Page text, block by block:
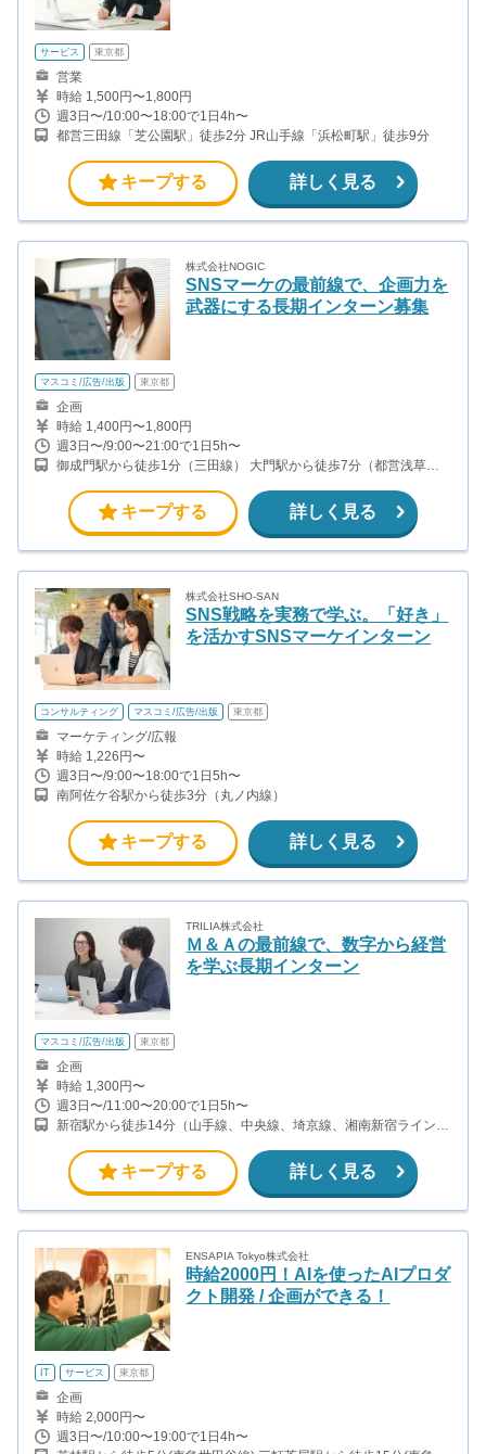
サービス 東京都
営業
時給 1,500円〜1,800円
週3日〜/10:00〜18:00で1日4h〜
都営三田線「芝公園駅」徒歩2分 JR山手線「浜松町駅」徒歩9分
キープする 詳しく見る
株式会社NOGIC
SNSマーケの最前線で、企画力を
武器にする長期インターン募集
マスコミ/広告/出版 東京都
企画
時給 1,400円〜1,800円
週3日〜/9:00〜21:00で1日5h〜
御成門駅から徒歩1分（三田線） 大門駅から徒歩7分（都営浅草
キープする 詳しく見る
株式会社SHO-SAN
SNS戦略を実務で学ぶ。「好き」
を活かすSNSマーケインターン
コンサルティング マスコミ/広告/出版 東京都
マーケティング/広報
時給 1,226円〜
週3日〜/9:00〜18:00で1日5h〜
南阿佐ケ谷駅から徒歩3分（丸ノ内線）
キープする 詳しく見る
TRILIA株式会社
Ｍ＆Ａの最前線で、数字から経営
を学ぶ長期インターン
マスコミ/広告/出版 東京都
企画
時給 1,300円〜
週3日〜/11:00〜20:00で1日5h〜
新宿駅から徒歩14分（山手線、中央線、埼京線、湘南新宿ライン、
歩6分(都営大江戸線) 西新宿駅から徒歩6分(丸ノ内線)
キープする 詳しく見る
ENSAPIA Tokyo株式会社
時給2000円！AIを使ったAIプロダ
クト開発 / 企画ができる！
IT サービス 東京都
企画
時給 2,000円〜
週3日〜/10:00〜19:00で1日4h〜